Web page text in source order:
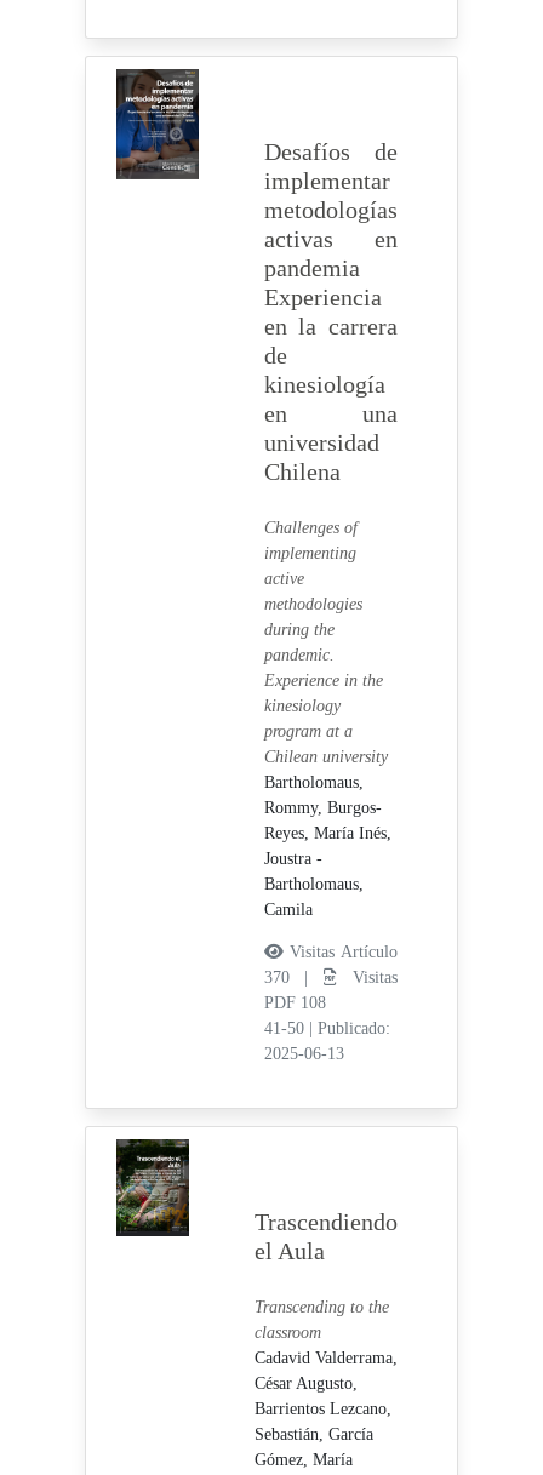
Desafíos de
implementar
metodologías
activas en
pandemia
Experiencia
en la carrera
de
kinesiología
en una
universidad
Chilena
Challenges of
implementing
active
methodologies
during the
pandemic.
Experience in the
kinesiology
program at a
Chilean university
Bartholomaus,
Rommy, Burgos-
Reyes, María Inés,
Joustra -
Bartholomaus,
Camila
Visitas Artículo
370 |
Visitas
PDF 108
41-50
Publicado:
2025-06-13
Trascendiendo
el Aula
Transcending to the
classroom
Cadavid Valderrama,
César Augusto,
Barrientos Lezcano,
Sebastián, García
Gómez, María